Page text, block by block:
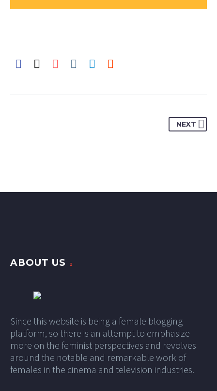
NEXT
ABOUT US
Since this website is being a female blogging
platform, so there is an attempt to emphasize
more on the feminist perspectives and revolves
around the notable and remarkable work of
females in the cinema and television industries.